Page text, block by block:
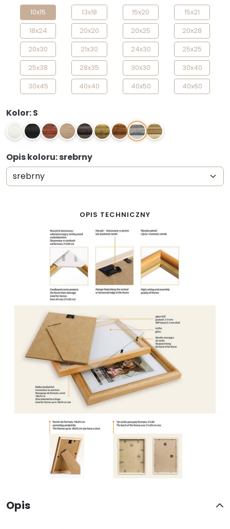
10x15 13x18 15x20
15x21
18x24
20x20 20x25
20x28
20x30
21x30 24x30
25x25
25x38
28x35 30x30
30x40
30x45
40x40 40x50
40x60
Kolor: S
2 4 6 22 Z1 Z2 S Z
Opis koloru: srebrny
OPIS TECHNICZNY
Opis